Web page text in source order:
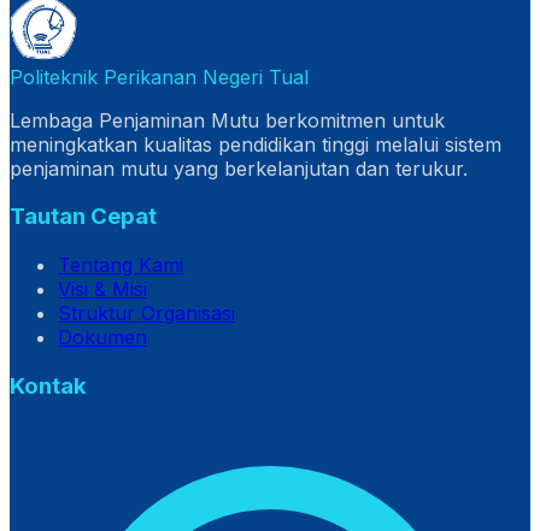
Politeknik Perikanan Negeri Tual
Lembaga Penjaminan Mutu berkomitmen untuk
meningkatkan kualitas pendidikan tinggi melalui sistem
penjaminan mutu yang berkelanjutan dan terukur.
Tautan Cepat
Tentang Kami
Visi & Misi
Struktur Organisasi
Dokumen
Kontak